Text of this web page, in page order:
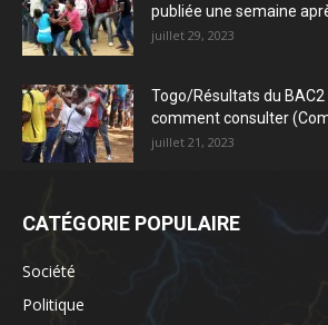
publiée une semaine
juillet 29, 2023
Togo/Résultats du BAC2
comment consulter
juillet 21, 2023
CATÉGORIE POPULAIRE
Société
Politique